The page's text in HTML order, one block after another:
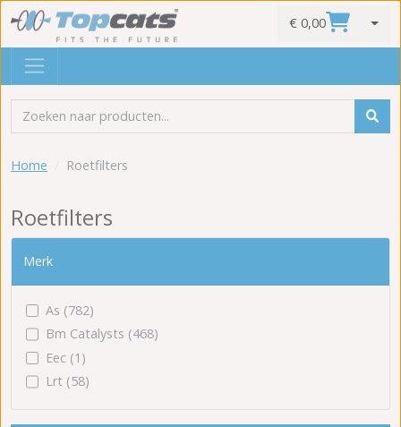
€ 0,00
Home Roetfilters
Roetfilters
Merk
As (782)
Bm Catalysts (468)
Eec (1)
Lrt (58)